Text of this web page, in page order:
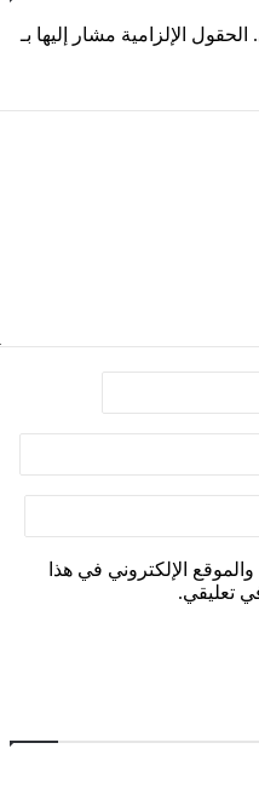
الحقول الإلزامية مشار إليها بـ
الإلكتروني في هذا
تعليقي.